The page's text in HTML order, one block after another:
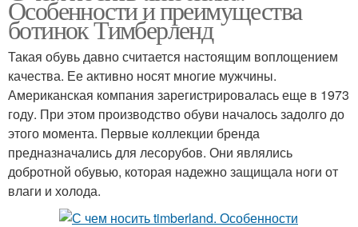
Особенности и преимущества
ботинок Тимберленд
Такая обувь давно считается настоящим воплощением
качества. Ее активно носят многие мужчины.
Американская компания зарегистрировалась еще в 1973
году. При этом производство обуви началось задолго до
этого момента. Первые коллекции бренда
предназначались для лесорубов. Они являлись
добротной обувью, которая надежно защищала ноги от
влаги и холода.